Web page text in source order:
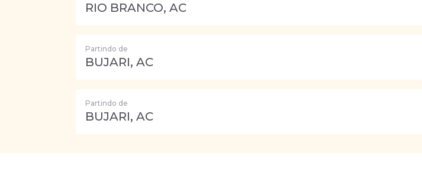
RIO BRANCO, AC
Partindo de
BUJARI, AC
Partindo de
BUJARI, AC